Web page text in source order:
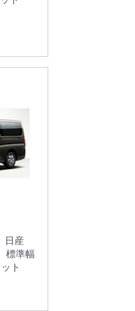
日産
準幅
ト